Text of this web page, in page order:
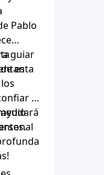
Pablo
guiar
esta
y